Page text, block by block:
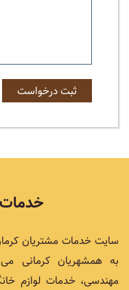
سایت خدمات مشتریان
به همشهریان کرمانی
مهندسی، خدمات لوازم